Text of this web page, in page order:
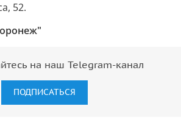
52.
на наш Telegram-канал
ПОДПИСАТЬСЯ